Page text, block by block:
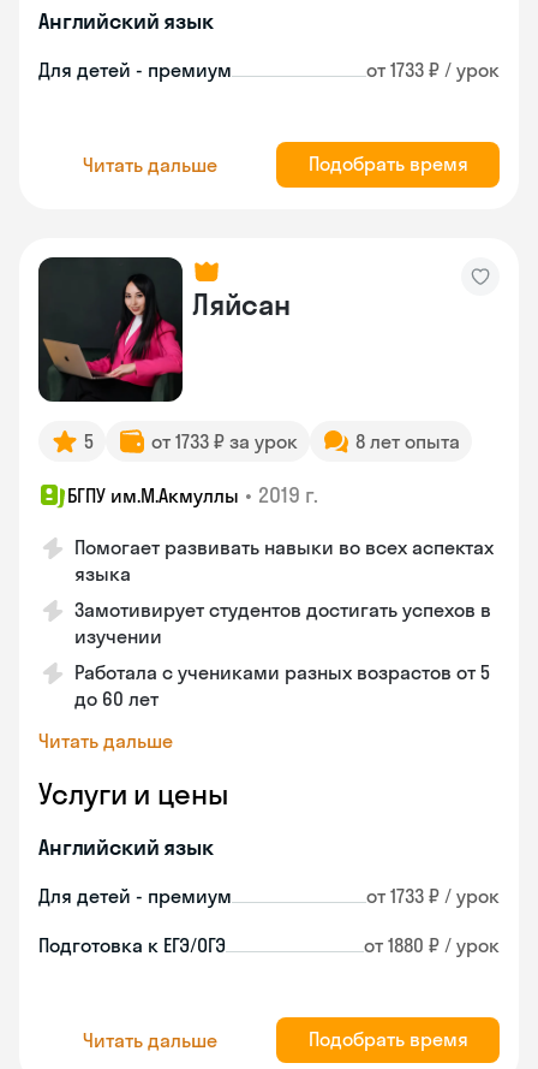
Английский язык
Для детей - премиум от 1733 ₽ / урок
Читать дальше Подобрать время
Ляйсан
5 от 1733 ₽ за урок 8 лет опыта
БГПУ им.М.Акмуллы • 2019 г.
Помогает развивать навыки во всех аспектах
языка
Замотивирует студентов достигать успехов в
изучении
Работала с учениками разных возрастов от 5
до 60 лет
Читать дальше
Услуги и цены
Английский язык
Для детей - премиум от 1733 ₽ / урок
Подготовка к ЕГЭ/ОГЭ от 1880 ₽ / урок
Читать дальше Подобрать время